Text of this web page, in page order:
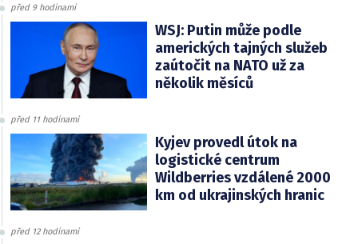
před 9 hodinami
WSJ: Putin může podle
amerických tajných služeb
zaútočit na NATO už za
několik měsíců
před 11 hodinami
Kyjev provedl útok na
logistické centrum
Wildberries vzdálené 2000
km od ukrajinských hranic
před 12 hodinami